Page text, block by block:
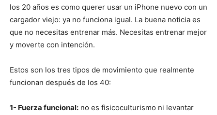
los 20 años es como querer usar un iPhone nuevo con un
cargador viejo: ya no funciona igual. La buena noticia es
que no necesitas entrenar más. Necesitas entrenar mejor
y moverte con intención.
Estos son los tres tipos de movimiento que realmente
funcionan después de los 40:
1- Fuerza funcional: no es fisicoculturismo ni levantar